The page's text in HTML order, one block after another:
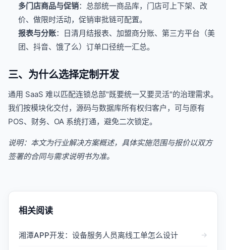
多门店商品与促销：总部统一商品库，门店可上下架、改
价、做限时活动，促销审批链可配置。
报表与分账：日清月结报表、加盟商分账、第三方平台（美
团、抖音、饿了么）订单口径统一汇总。
三、为什么选择定制开发
通用 SaaS 难以匹配连锁总部"既要统一又要灵活"的治理需求。
我们按模块化交付，源码与数据库所有权归客户，可与原有
POS、财务、OA 系统打通，避免二次锁定。
说明：本文为行业解决方案概述，具体实施范围与报价以双方
签署的合同与需求说明书为准。
相关阅读
湘潭APP开发：设备服务人员离线工单怎么设计 →